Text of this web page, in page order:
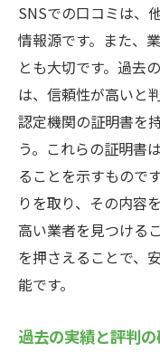
SNSでの口コミは、
情報源です。また、
とも大切です。過去
は、信頼性が高いと
認定機関の証明書を
う。これらの証明書
ることを示すもので
りを取り、その内容
高い業者を見つける
を押さえることで、
能です。
過去の実績と評判